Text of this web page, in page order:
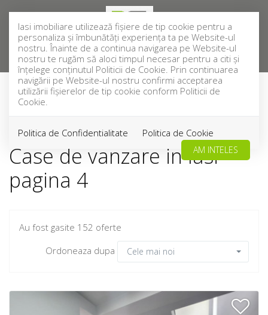
Iasi imobiliare utilizează fişiere de tip cookie pentru a
personaliza și îmbunătăți experiența ta pe Website-ul
nostru. Înainte de a continua navigarea pe Website-ul
nostru te rugăm să aloci timpul necesar pentru a citi și
înțelege conținutul Politicii de Cookie. Prin continuarea
navigării pe Website-ul nostru confirmi acceptarea
utilizării fişierelor de tip cookie conform Politicii de
Cookie.
Politica de Confidentialitate Politica de Cookie
AM INTELES
Filtreaza
Case de vanzare in Iasi
pagina 4
Au fost gasite 152 oferte
Ordoneaza dupa
Cele mai noi